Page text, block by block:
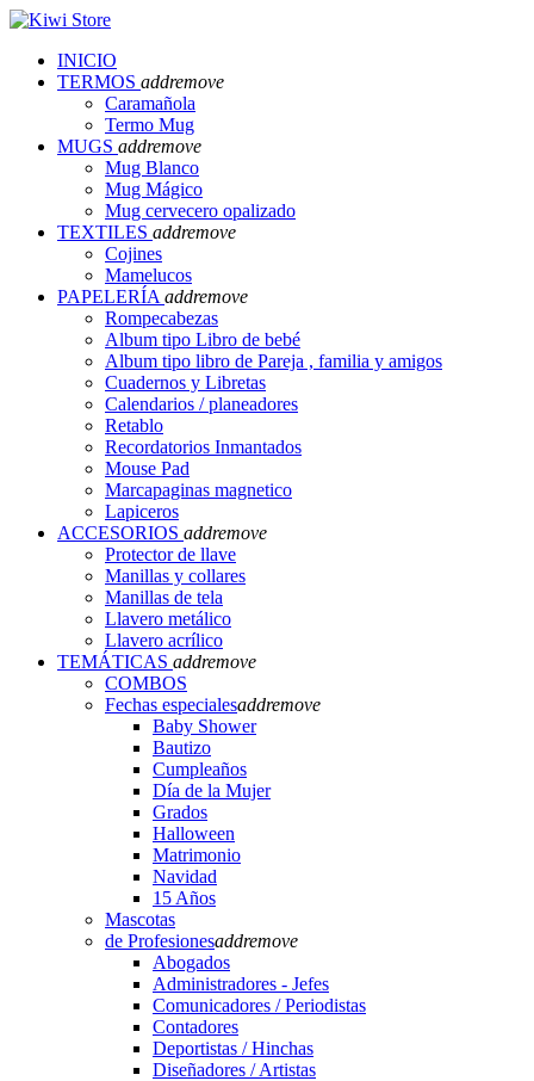
INICIO
TERMOS addremove
Caramañola
Termo Mug
MUGS addremove
Mug Blanco
Mug Mágico
Mug cervecero opalizado
TEXTILES addremove
Cojines
Mamelucos
PAPELERÍA addremove
Rompecabezas
Album tipo Libro de bebé
Album tipo libro de Pareja , familia y amigos
Cuadernos y Libretas
Calendarios / planeadores
Retablo
Recordatorios Inmantados
Mouse Pad
Marcapaginas magnetico
Lapiceros
ACCESORIOS addremove
Protector de llave
Manillas y collares
Manillas de tela
Llavero metálico
Llavero acrílico
TEMÁTICAS addremove
COMBOS
Fechas especialesaddremove
Baby Shower
Bautizo
Cumpleaños
Día de la Mujer
Grados
Halloween
Matrimonio
Navidad
15 Años
Mascotas
de Profesionesaddremove
Abogados
Administradores - Jefes
Comunicadores / Periodistas
Contadores
Deportistas / Hinchas
Diseñadores / Artistas